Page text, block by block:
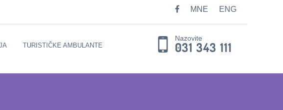
MNE ENG
TURISTIČKE AMBULANTE
Nazovite
031 343 111